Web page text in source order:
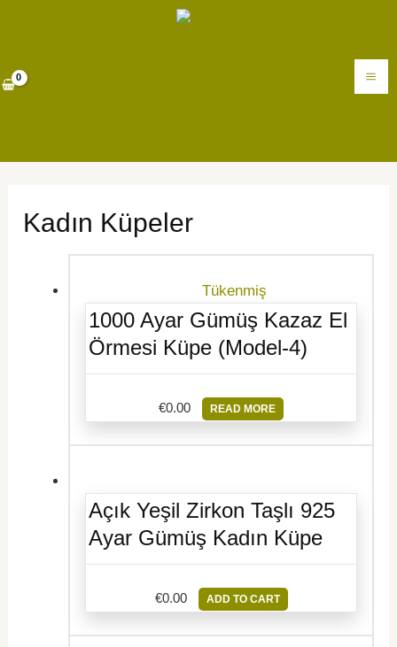
Kadın Küpeler
Tükenmiş
1000 Ayar Gümüş Kazaz El
Örmesi Küpe (Model-4)
€0.00 READ MORE
Açık Yeşil Zirkon Taşlı 925
Ayar Gümüş Kadın Küpe
€0.00 ADD TO CART